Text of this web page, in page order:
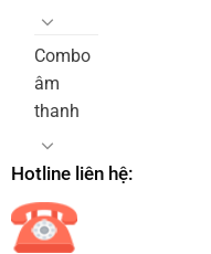
Combo
âm
thanh
Hotline liên hệ: